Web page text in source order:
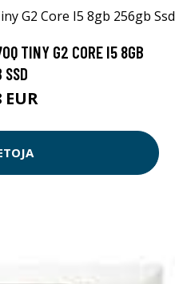
TINY G2 CORE I5 8GB
EUR